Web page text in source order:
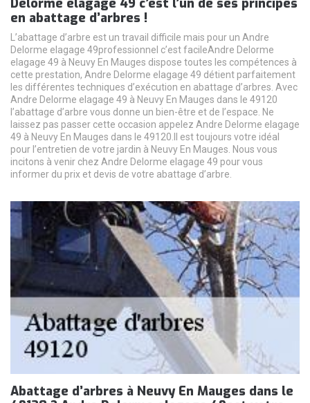
Delorme elagage 49 c’est l’un de ses principes
en abattage d’arbres !
L’abattage d’arbre est un travail difficile mais pour un Andre
Delorme elagage 49professionnel c’est facileAndre Delorme
elagage 49 à Neuvy En Mauges dispose toutes les compétences à
cette prestation, Andre Delorme elagage 49 détient parfaitement
les différentes techniques d’exécution en abattage d’arbres. Avec
Andre Delorme elagage 49 à Neuvy En Mauges dans le 49120
l’abattage d’arbre vous donne un bien-être et de l’espace. Ne
laissez pas passer cette occasion appelez Andre Delorme elagage
49 à Neuvy En Mauges dans le 49120.Il est toujours votre idéal
pour l’entretien de votre jardin à Neuvy En Mauges. Nous vous
incitons à venir chez Andre Delorme elagage 49 pour vous
informer du prix et devis de votre abattage d’arbre.
Abattage d’arbres à Neuvy En Mauges dans le